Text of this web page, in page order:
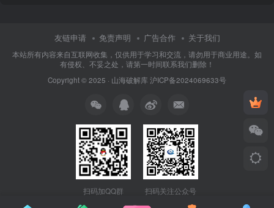
友链申请 免责声明 广告合作 关于我们
本站所有内容来自互联网收集，仅供用于学习和交流，请勿用于商业用途。如
有侵权、不妥之处，请第一时间联系我们删除！
Copyright © 2025 · 山海破解库沪ICP备2024069633号
扫码加QQ群 扫码关注公众号